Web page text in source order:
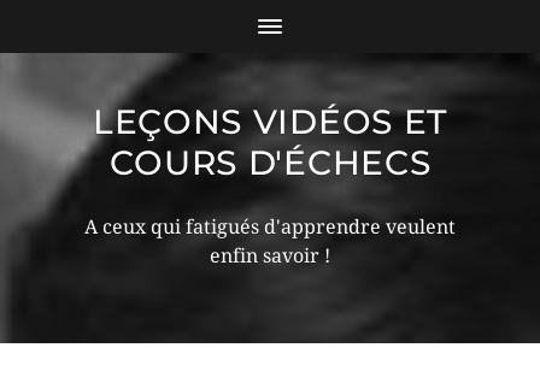
LEÇONS VIDÉOS ET
COURS D'ÉCHECS
A ceux qui fatigués d'apprendre veulent
enfin savoir !